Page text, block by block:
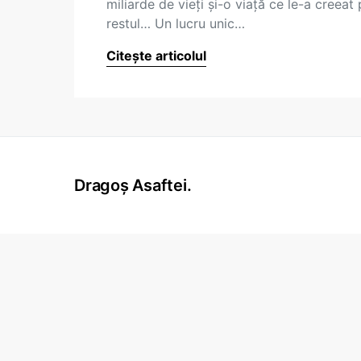
miliarde de vieţi şi-o viaţă ce le-a creeat
restul… Un lucru unic…
Citește articolul
Dragoș Asaftei.